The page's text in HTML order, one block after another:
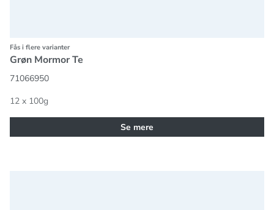
Fås i flere varianter
Grøn Mormor Te
71066950
12 x 100g
Se mere